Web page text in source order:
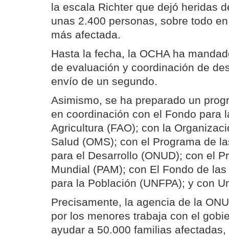
la escala Richter que dejó heridas
unas 2.400 personas, sobre todo
más afectada.
Hasta la fecha, la OCHA ha
de evaluación y coordinación de
envío de un segundo.
Asimismo, se ha preparado un
en coordinación con el Fondo para
Agricultura (FAO); con la
Salud (OMS); con el Programa de
para el Desarrollo (ONUD); con el
Mundial (PAM); con El Fondo de
para la Población (UNFPA); y con
Precisamente, la agencia de la
por los menores trabaja con el
ayudar a 50.000 familias